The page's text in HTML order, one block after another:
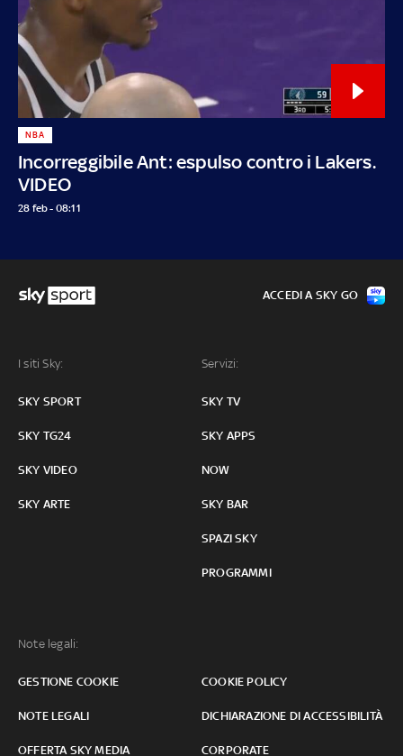
Incorreggibile Ant: espulso contro i Lakers.
VIDEO
NBA
28 feb - 08:11
I siti Sky:
SKY SPORT
SKY TG24
SKY VIDEO
SKY ARTE
Servizi:
SKY TV
SKY APPS
NOW
SKY BAR
SPAZI SKY
PROGRAMMI
Note legali:
GESTIONE COOKIE COOKIE POLICY
NOTE LEGALI DICHIARAZIONE DI ACCESSIBILITÀ
OFFERTA SKY MEDIA CORPORATE
ACCEDI A SKY GO